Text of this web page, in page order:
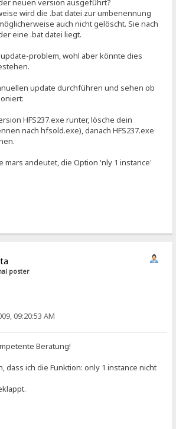
neuen version ausgeführt?
wird die .bat datei zur umbenennung
auch nicht gelöscht. Sie nach
eine .bat datei liegt.
problem, wohl aber könnte dies
update durchführen und sehen ob
HFS237.exe runter, lösche dein
nach hfsold.exe), danach HFS237.exe
mars andeutet, die Option 'nly 1 instance'
poster
09:20:53 AM
Beratung!
dass ich die Funktion: only 1 instance nicht